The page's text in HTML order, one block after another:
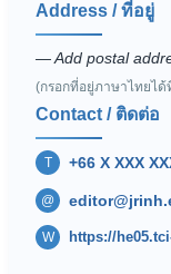
Address / ที่อยู่
— Add postal
(กรอกที่อยู่ภาษาไทยไ
Contact / ติดต่อ
T +66 X XXX
@
W https://